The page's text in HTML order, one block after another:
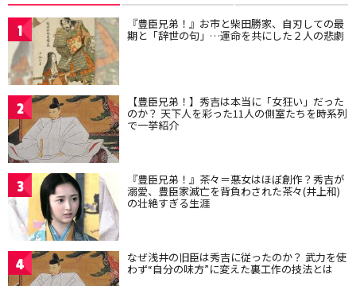
1 『豊臣兄弟！』お市と柴田勝家、自刃しての最
期と「辞世の句」…運命を共にした２人の悲劇
2 【豊臣兄弟！】秀吉は本当に「女狂い」だった
のか？ 天下人を彩った11人の側室たちを時系列
で一挙紹介
3 『豊臣兄弟！』茶々＝悪女はほぼ創作？秀吉が
溺愛、豊臣家滅亡を背負わされた茶々(井上和)
の壮絶すぎる生涯
4 なぜ浅井の旧臣は秀吉に従ったのか？ 武力を使
わず“自分の味方”に変えた裏工作の技法とは